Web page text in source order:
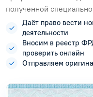
полученной
Даёт право вести
деятельности
Вносим в реестр
проверить онлайн
Отправляем